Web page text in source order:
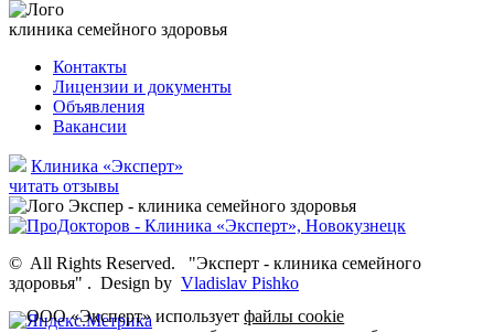
клиника семейного здоровья
Контакты
Лицензии и документы
Объявления
Вакансии
Клиника «Эксперт»
читать отзывы
© All Rights Reserved.
"Эксперт - клиника семейного
здоровья" . Design by Vladislav Pishko
ООО «Эксперт» используетфайлы cookie